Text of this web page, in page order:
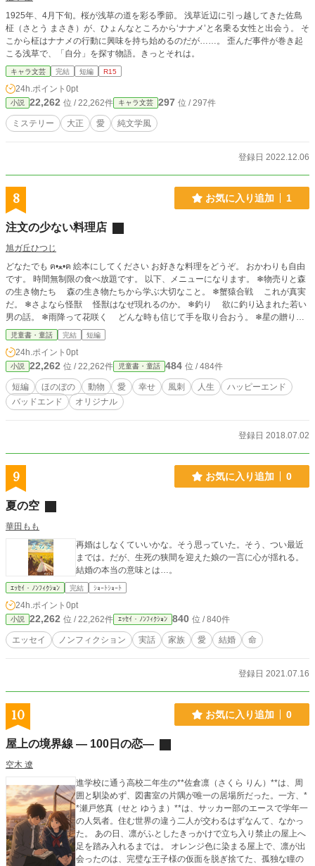
1925年、4月下旬。桜が浅草の道を彩る季節。 浅草近辺に引っ越してきた佐島
柾（さとう まさき）が、ひょんなところから‘ナナメ’と名乗る女性と出会う。 そ
こから柾はナナメの行動に興味を持ち始めるのだが……。 歪んだ事件が巻き起
こる浅草で、「自分」を探す物語。きっとそれは。
キャラ文芸 完結 短編 R15
24h.ポイント 0pt
小説 22,262 位 / 22,262件 キャラ文芸 297 位 / 297件
ミステリー 大正 愛 純文学風
登録日 2022.12.06
8 お気に入り追加 1
注文の少ない料理店
旭ガ丘ひつじ
どなたでも ฅ•ﻌ•ฅ 絵本にしてください お好きな料理をどうぞ。 おかわりも自由
です。 時間無制限の食べ放題です。 以下、メニューになります。 ❄物売りと森
の生き物たち 森の生き物たちから学ぶ大切なこと。 ❄蟹猿合戦 これが真実
だ。 ❄さよなら怪獣 怪獣はなぜ現れるのか。 ❄釣り 欲に釣り込まれた若い
男の話。 ❄雨降って花咲く どんな時も信じて手を取り合おう。 ❄星の贈り物
僕らは地球が好き。 ❄愛 子供の真っ直ぐな愛は笑顔をくれる。 ❄目白押し
お喋りなメジロ達との物語。 ❄羊のマートン 秋の夜に聞こえる声は、風か
マートンか。 ❄勉強は嫌いです でも今回だけゴリラと一緒に学びましょう。
❄天道虫 迷子の啓渡くんを導いたのは一匹のてんとう虫でした。 ❄魔法少女
想いを夢に変えて、描くは繋がる笑顔と命の物語。 ❄前向き後向き どちら
も大事で大切だと思います。 ❄冒険 本当に価値ある宝は心に隠されている。
❄ミスリード 拾った夢でも君となら大きく成長してゆく。 ❄代得る こんな
児童書・童話 完結 短編
24h.ポイント 0pt
小説 22,262 位 / 22,262件 児童書・童話 484 位 / 484件
短編 ほのぼの 動物 愛 幸せ 風刺 人生
ハッピーエンド
バッドエンド
オリジナル
登録日 2018.07.02
9 お気に入り追加 0
夏の空
華田もも
再婚はしなくていいかな。そう思っていた。そう、つい最近
までは。だが、生死の狭間を迎えた娘の一言に心が揺れる。
結婚の本当の意味とは…。
ｴｯｾｲ・ﾉﾝﾌｨｸｼｮﾝ 完結 ｼｮｰﾄｼｮｰﾄ
24h.ポイント 0pt
小説 22,262 位 / 22,262件 ｴｯｾｲ・ﾉﾝﾌｨｸｼｮﾝ 840 位 / 840件
エッセイ ノンフィクション 実話 家族 愛 結婚 命
登録日 2021.07.16
10 お気に入り追加 0
屋上の境界線 — 100日の恋—
空木 遼
進学校に通う高校二年生の**佐倉凛（さくら りん）**は、周
囲と馴染めず、図書室の片隅が唯一の居場所だった。一方、*
*瀬戸悠真（せと ゆうま）**は、サッカー部のエースで学年一
の人気者。住む世界の違う二人が交わるはずなんて、なかっ
た。 あの日、凛がふとしたきっかけで立ち入り禁止の屋上へ
足を踏み入れるまでは。 オレンジ色に染まる屋上で、凛が出
会ったのは、完璧な王子様の仮面を脱ぎ捨てた、孤独な瞳の